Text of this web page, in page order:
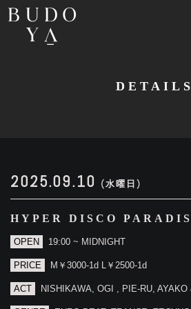
DETAILS
2025.09.10 (水曜日)
HYPER DISCO
OPEN 19:00 ~ MIDNIGHT
PRICE M￥3000-1d L￥2500-1d
ACT NISHIKAWA, OGI , PIE-RU, AYAKO